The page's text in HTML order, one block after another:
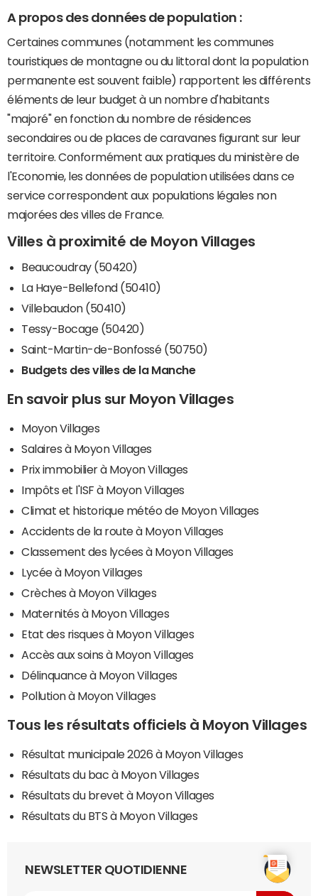
A propos des données de population :
Certaines communes (notamment les communes
touristiques de montagne ou du littoral dont la population
permanente est souvent faible) rapportent les différents
éléments de leur budget à un nombre d'habitants
"majoré" en fonction du nombre de résidences
secondaires ou de places de caravanes figurant sur leur
territoire. Conformément aux pratiques du ministère de
l'Economie, les données de population utilisées dans ce
service correspondent aux populations légales non
majorées des villes de France.
Villes à proximité de Moyon Villages
Beaucoudray (50420)
La Haye-Bellefond (50410)
Villebaudon (50410)
Tessy-Bocage (50420)
Saint-Martin-de-Bonfossé (50750)
Budgets des villes de la Manche
En savoir plus sur Moyon Villages
Moyon Villages
Salaires à Moyon Villages
Prix immobilier à Moyon Villages
Impôts et l'ISF à Moyon Villages
Climat et historique météo de Moyon Villages
Accidents de la route à Moyon Villages
Classement des lycées à Moyon Villages
Lycée à Moyon Villages
Crèches à Moyon Villages
Maternités à Moyon Villages
Etat des risques à Moyon Villages
Accès aux soins à Moyon Villages
Délinquance à Moyon Villages
Pollution à Moyon Villages
Tous les résultats officiels à Moyon Villages
Résultat municipale 2026 à Moyon Villages
Résultats du bac à Moyon Villages
Résultats du brevet à Moyon Villages
Résultats du BTS à Moyon Villages
NEWSLETTER QUOTIDIENNE